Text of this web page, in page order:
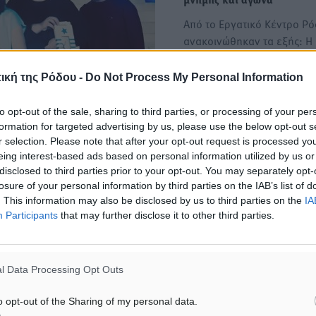
της Ρόδου - Do Not Process My Personal Information
opt-out of the sale, sharing to third parties, or processing of your
for targeted advertising by us, please use the below opt-out
selection. Please note that after your opt-out request is processed
interest-based ads based on personal information utilized by us
to third parties prior to your opt-out. You may separately
of your personal information by third parties on the IAB’s list of
This information may also be disclosed by us to third parties on the
Participants that may further disclose it to other third parties.
Data Processing Opt Outs
opt-out of the Sharing of my personal data.
και την οικογένειά
Διοικητικών
για την
Από το Εργατικό Κέντρο
ανακοινώθηκαν τα εξής: Η
επιτυχία δωρεάν σεμινάριο
ΠρώτωνΒοηθειών στο
Με εξαιρετική επιτυχία
συμμετοχή που ξεπέρασε
προσδοκία
την…